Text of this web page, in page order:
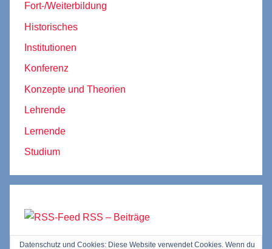
Fort-/Weiterbildung
Historisches
Institutionen
Konferenz
Konzepte und Theorien
Lehrende
Lernende
Studium
RSS – Beiträge
RSS – Kommentare
Datenschutz und Cookies: Diese Website verwendet Cookies. Wenn du